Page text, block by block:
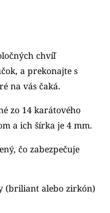
chvíľ
a prekonajte s
na vás čaká.
zo 14 karátového
a ich šírka je 4 mm.
čo zabezpečuje
(briliant alebo zirkón)